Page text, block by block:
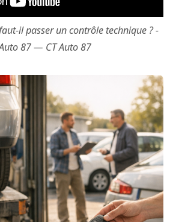
il passer un contrôle technique ? -
87 — CT Auto 87